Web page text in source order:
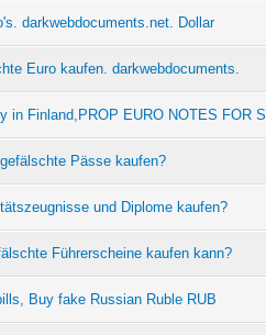
darkwebdocuments.net. Dollar
Euro kaufen. darkwebdocuments.
in Finland,PROP EURO NOTES FOR S
Pässe kaufen?
und Diplome kaufen?
Führerscheine kaufen kann?
Buy fake Russian Ruble RUB